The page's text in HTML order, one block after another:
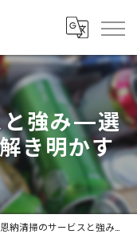
と強み—選
き明かす
恩納清掃のサービスと強み—選ばれる3つの理由を解き明かす